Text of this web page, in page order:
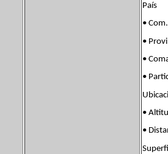
País
•
•
•
•
•
•